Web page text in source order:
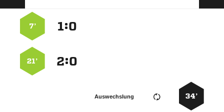
:
7’
:
21’
34’
Auswechslung